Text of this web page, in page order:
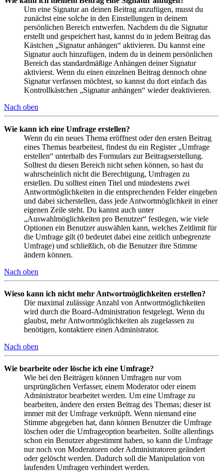
Um eine Signatur an deinen Beitrag anzufügen, musst du
zunächst eine solche in den Einstellungen in deinem
persönlichen Bereich entwerfen. Nachdem du die Signatur
erstellt und gespeichert hast, kannst du in jedem Beitrag das
Kästchen „Signatur anhängen“ aktivieren. Du kannst eine
Signatur auch hinzufügen, indem du in deinem persönlichen
Bereich das standardmäßige Anhängen deiner Signatur
aktivierst. Wenn du einen einzelnen Beitrag dennoch ohne
Signatur verfassen möchtest, so kannst du dort einfach das
Kontrollkästchen „Signatur anhängen“ wieder deaktivieren.
Nach oben
Wie kann ich eine Umfrage erstellen?
Wenn du ein neues Thema eröffnest oder den ersten Beitrag
eines Themas bearbeitest, findest du ein Register „Umfrage
erstellen“ unterhalb des Formulars zur Beitragserstellung.
Solltest du diesen Bereich nicht sehen können, so hast du
wahrscheinlich nicht die Berechtigung, Umfragen zu
erstellen. Du solltest einen Titel und mindestens zwei
Antwortmöglichkeiten in die entsprechenden Felder eingeben
und dabei sicherstellen, dass jede Antwortmöglichkeit in einer
eigenen Zeile steht. Du kannst auch unter
„Auswahlmöglichkeiten pro Benutzer“ festlegen, wie viele
Optionen ein Benutzer auswählen kann, welches Zeitlimit für
die Umfrage gilt (0 bedeutet dabei eine zeitlich unbegrenzte
Umfrage) und schließlich, ob die Benutzer ihre Stimme
ändern können.
Nach oben
Wieso kann ich nicht mehr Antwortmöglichkeiten erstellen?
Die maximal zulässige Anzahl von Antwortmöglichkeiten
wird durch die Board-Administration festgelegt. Wenn du
glaubst, mehr Antwortmöglichkeiten als zugelassen zu
benötigen, kontaktiere einen Administrator.
Nach oben
Wie bearbeite oder lösche ich eine Umfrage?
Wie bei den Beiträgen können Umfragen nur vom
ursprünglichen Verfasser, einem Moderator oder einem
Administrator bearbeitet werden. Um eine Umfrage zu
bearbeiten, ändere den ersten Beitrag des Themas; dieser ist
immer mit der Umfrage verknüpft. Wenn niemand eine
Stimme abgegeben hat, dann können Benutzer die Umfrage
löschen oder die Umfrageoption bearbeiten. Sollte allerdings
schon ein Benutzer abgestimmt haben, so kann die Umfrage
nur noch von Moderatoren oder Administratoren geändert
oder gelöscht werden. Dadurch soll die Manipulation von
laufenden Umfragen verhindert werden.